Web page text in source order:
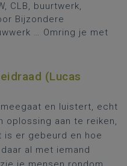
CLB, buurtwerk,
Bijzondere
… Omring je met
(Lucas
en luistert, echt
oplossing aan te reiken,
is er gebeurd en hoe
al met iemand